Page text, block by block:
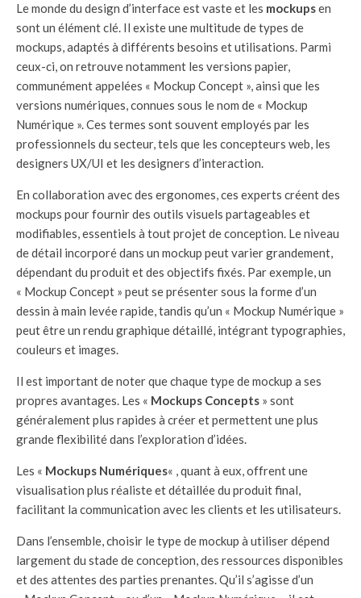
Le monde du design d’interface est vaste et les mockupsen
sont un élément clé. Il existe une multitude de types de
mockups, adaptés à différents besoins et utilisations. Parmi
ceux-ci, on retrouve notamment les versions papier,
communément appelées « Mockup Concept », ainsi que les
versions numériques, connues sous le nom de « Mockup
Numérique ». Ces termes sont souvent employés par les
professionnels du secteur, tels que les concepteurs web, les
designers UX/UI et les designers d’interaction.
En collaboration avec des ergonomes, ces experts créent des
mockups pour fournir des outils visuels partageables et
modifiables, essentiels à tout projet de conception. Le niveau
de détail incorporé dans un mockup peut varier grandement,
dépendant du produit et des objectifs fixés. Par exemple, un
« Mockup Concept » peut se présenter sous la forme d’un
dessin à main levée rapide, tandis qu’un « Mockup Numérique »
peut être un rendu graphique détaillé, intégrant typographies,
couleurs et images.
Il est important de noter que chaque type de mockup a ses
propres avantages. Les « Mockups Concepts » sont
généralement plus rapides à créer et permettent une plus
grande flexibilité dans l’exploration d’idées.
Les « Mockups Numériques« , quant à eux, offrent une
visualisation plus réaliste et détaillée du produit final,
facilitant la communication avec les clients et les utilisateurs.
Dans l’ensemble, choisir le type de mockup à utiliser dépend
largement du stade de conception, des ressources disponibles
et des attentes des parties prenantes. Qu’il s’agisse d’un